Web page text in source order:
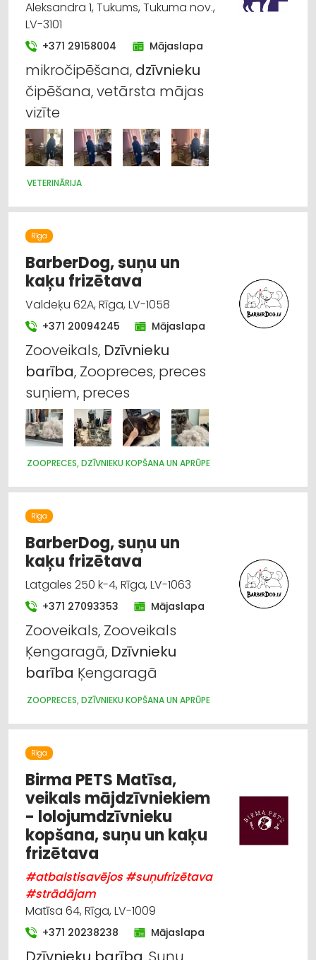
Aleksandra 1, Tukums, Tukuma nov.,
LV-3101
+371 29158004 Mājaslapa
mikročipēšana, dzīvnieku
čipēšana, vetārsta mājas
vizīte
VETERINĀRIJA
Rīga
BarberDog, suņu un
kaķu frizētava
Valdeķu 62A, Rīga, LV-1058
+371 20094245 Mājaslapa
Zooveikals, Dzīvnieku
barība, Zoopreces, preces
suņiem, preces
ZOOPRECES, DZĪVNIEKU KOPŠANA UN APRŪPE
Rīga
BarberDog, suņu un
kaķu frizētava
Latgales 250 k-4, Rīga, LV-1063
+371 27093353 Mājaslapa
Zooveikals, Zooveikals
Ķengaragā, Dzīvnieku
barība Ķengaragā
ZOOPRECES, DZĪVNIEKU KOPŠANA UN APRŪPE
Rīga
Birma PETS Matīsa,
veikals mājdzīvniekiem
- lolojumdzīvnieku
kopšana, suņu un kaķu
frizētava
#atbalstisavējos #suņufrizētava
#strādājam
Matīsa 64, Rīga, LV-1009
+371 20238238 Mājaslapa